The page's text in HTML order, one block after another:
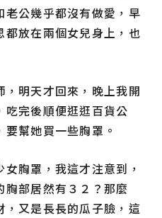
老公幾乎都沒有做愛，早
放在兩個女兒身上，也
明天才回來，晚上我開
吃完後順便逛逛百貨公
幫她買一些胸罩。
胸罩，我這才注意到，
部居然有３２？那麼
，又是長長的瓜子臉，這